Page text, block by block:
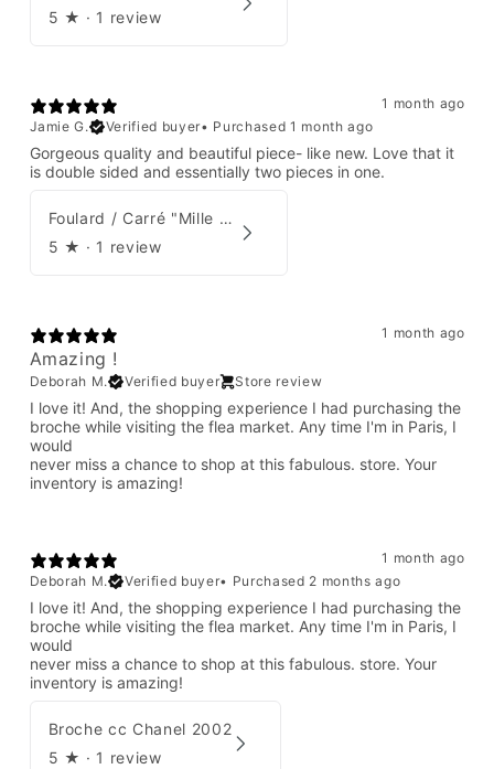
5 ★ · 1 review
1 month ago
Jamie G.
Verified buyer• Purchased 1 month ago
Gorgeous quality and beautiful piece- like new. Love that it
is double sided and essentially two pieces in one.
Foulard / Carré "Mille Feuilles de Soie" Hermès par Natsuno Hidaka
5 ★ · 1 review
1 month ago
Amazing !
Deborah M. Verified buyer Store review
I love it! And, the shopping experience I had purchasing the
broche while visiting the flea market. Any time I'm in Paris, I
would
never miss a chance to shop at this fabulous. store. Your
inventory is amazing!
1 month ago
Deborah M.
Verified buyer• Purchased 2 months ago
I love it! And, the shopping experience I had purchasing the
broche while visiting the flea market. Any time I'm in Paris, I
would
never miss a chance to shop at this fabulous. store. Your
inventory is amazing!
Broche cc Chanel 2002
5 ★ · 1 review